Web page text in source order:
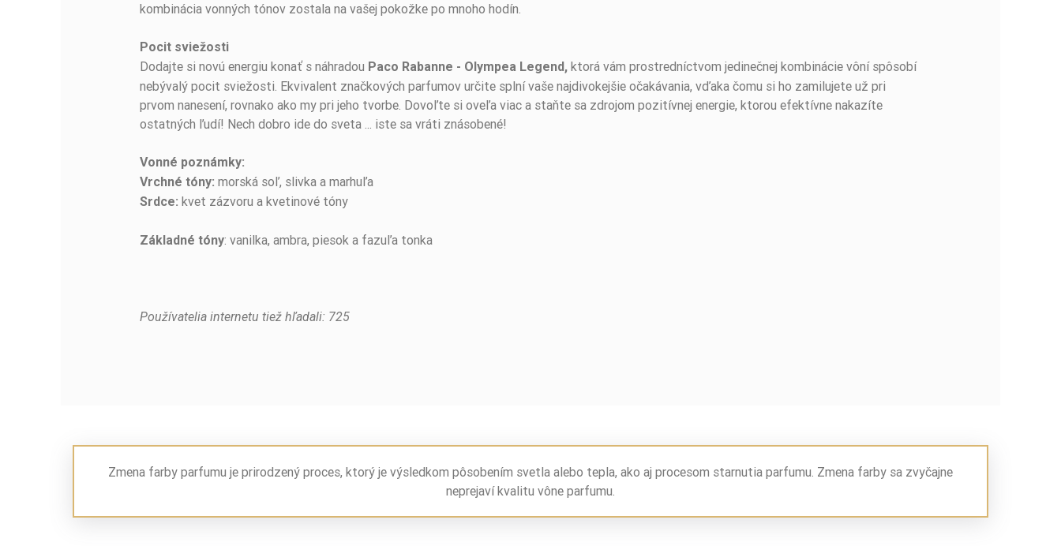
kombinácia vonných tónov zostala na vašej pokožke po mnoho hodín.
Pocit sviežosti
Dodajte si novú energiu konať s náhradou Paco Rabanne - Olympea Legend, ktorá vám prostredníctvom jedinečnej kombinácie vôní spôsobí
nebývalý pocit sviežosti. Ekvivalent značkových parfumov určite splní vaše najdivokejšie očakávania, vďaka čomu si ho zamilujete už pri
prvom nanesení, rovnako ako my pri jeho tvorbe. Dovoľte si oveľa viac a staňte sa zdrojom pozitívnej energie, ktorou efektívne nakazíte
ostatných ľudí! Nech dobro ide do sveta ... iste sa vráti znásobené!
Vonné poznámky:
Vrchné tóny: morská soľ, slivka a marhuľa
Srdce: kvet zázvoru a kvetinové tóny
Základné tóny: vanilka, ambra, piesok a fazuľa tonka
Používatelia internetu tiež hľadali: 725
Zmena farby parfumu je prirodzený proces, ktorý je výsledkom pôsobením svetla alebo tepla, ako aj procesom starnutia parfumu. Zmena farby sa zvyčajne
neprejaví kvalitu vône parfumu.